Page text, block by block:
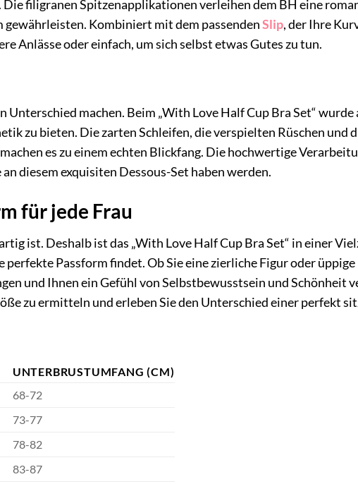
filigranen Spitzenapplikationen verleihen dem BH eine
gewährleisten. Kombiniert mit dem passendenSlip, der Ihre
Anlässe oder einfach, um sich selbst etwas Gutes zu tun.
Unterschied machen. Beim „With Love Half Cup Bra Set“
zu bieten. Die zarten Schleifen, die verspielten Rüschen und
es zu einem echten Blickfang. Die hochwertige
diesem exquisiten Dessous-Set haben werden.
für jede Frau
ist. Deshalb ist das „With Love Half Cup Bra Set“ in einer
perfekte Passform findet. Ob Sie eine zierliche Figur oder
und Ihnen ein Gefühl von Selbstbewusstsein und Schönheit
zu ermitteln und erleben Sie den Unterschied einer perfekt
UNTERBRUSTUMFANG (CM)
68-72
73-77
78-82
83-87